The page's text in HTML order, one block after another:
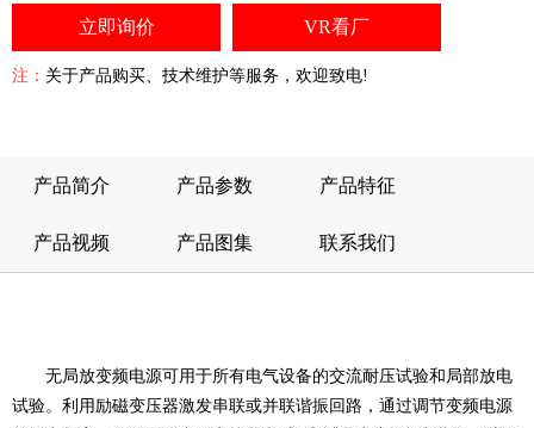
VR看厂
立即询价
注： 关于产品购买、技术维护等服务，欢迎致电!
产品简介 产品参数 产品特征
产品视频 产品图集 联系我们
无局放变频电源可用于所有电气设备的交流耐压试验和局部放电
试验。利用励磁变压器激发串联或并联谐振回路，通过调节变频电源